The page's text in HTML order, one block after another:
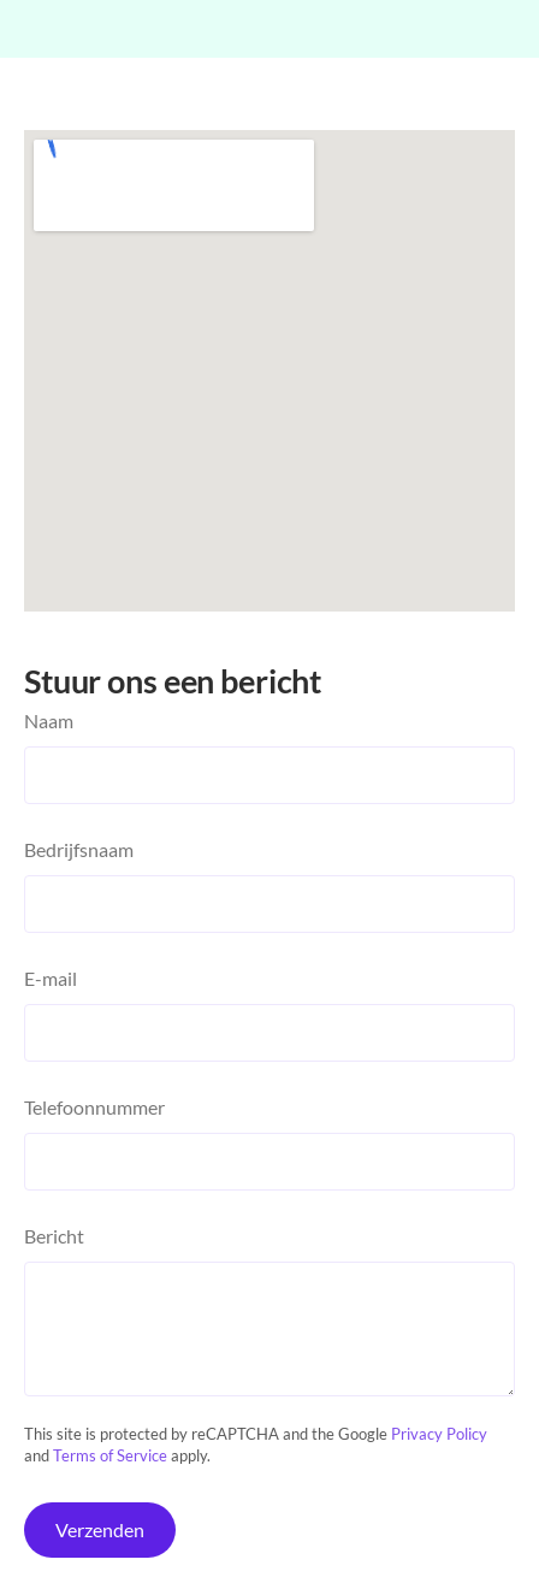
Stuur ons een bericht
Naam
Bedrijfsnaam
E-mail
Telefoonnummer
Bericht
This site is protected by reCAPTCHA and the Google Privacy Policy
andTerms of Serviceapply.
Verzenden